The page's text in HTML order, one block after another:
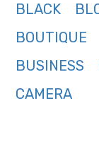
BLACK
BOUTIQUE
BUSINESS
CAMERA